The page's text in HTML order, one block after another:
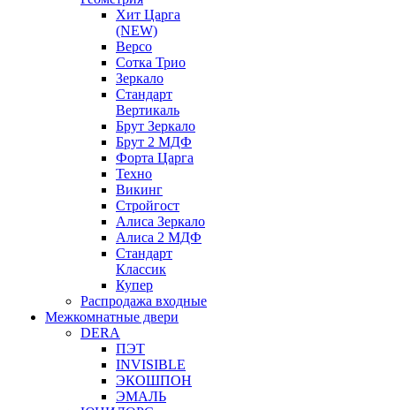
Хит Царга
(NEW)
Версо
Сотка Трио
Зеркало
Стандарт
Вертикаль
Брут Зеркало
Брут 2 МДФ
Форта Царга
Техно
Викинг
Стройгост
Алиса Зеркало
Алиса 2 МДФ
Стандарт
Классик
Купер
Распродажа входные
Межкомнатные двери
DERA
ПЭТ
INVISIBLE
ЭКОШПОН
ЭМАЛЬ